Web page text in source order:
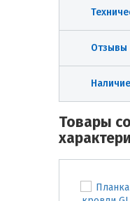
Отзывы
Товары